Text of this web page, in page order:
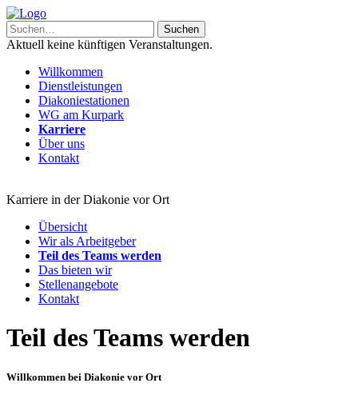
Aktuell keine künftigen Veranstaltungen.
Willkommen
Dienstleistungen
Diakoniestationen
WG am Kurpark
Karriere
Über uns
Kontakt
Karriere in der Diakonie vor Ort
Übersicht
Wir als Arbeitgeber
Teil des Teams werden
Das bieten wir
Stellenangebote
Kontakt
Teil des Teams werden
Willkommen bei Diakonie vor Ort